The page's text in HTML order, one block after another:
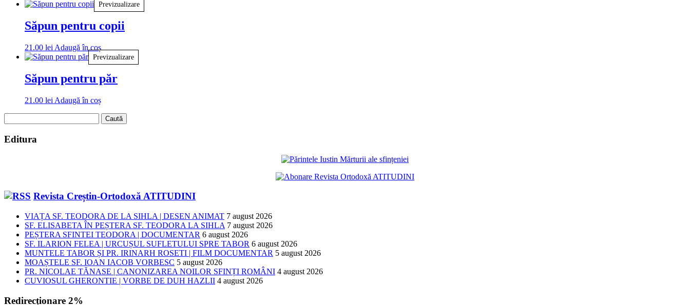
Previzualizare
Săpun pentru copii
21.00 lei Adaugă în coș
Previzualizare
Săpun pentru păr
21.00 lei Adaugă în coș
după:
Editura
Revista Creștin-Ortodoxă ATITUDINI
VIAȚA SF. TEODORA DE LA SIHLA | DESEN ANIMAT 7 august 2026
SF. ELISABETA ÎN PEȘTERA SF. TEODORA LA SIHLA 7 august 2026
PEȘTERA SFINTEI TEODORA | DOCUMENTAR 6 august 2026
SF. ILARION FELEA | URCUȘUL SUFLETULUI SPRE TABOR 6 august 2026
MUNTELE TABOR ȘI PR. IRINARH ROSETI | FILM DOCUMENTAR 5 august 2026
MOAȘTELE SF. IOAN IACOB VORBESC 5 august 2026
PR. NICOLAE TĂNASE | CANONIZAREA NOILOR SFINȚI ROMÂNI 4 august 2026
CUVIOSUL GHERONTIE | VORBE DE DUH HAZLII 4 august 2026
Redirecționare 2%